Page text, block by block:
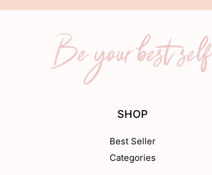
SHOP
Best Seller
Categories